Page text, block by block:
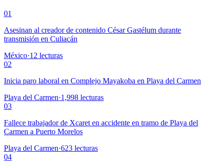
01
Asesinan al creador de contenido César Gastélum durante
transmisión en Culiacán
México·12 lecturas
02
Inicia paro laboral en Complejo Mayakoba en Playa del Carmen
Playa del Carmen·1,998 lecturas
03
Fallece trabajador de Xcaret en accidente en tramo de Playa del
Carmen a Puerto Morelos
Playa del Carmen·623 lecturas
04